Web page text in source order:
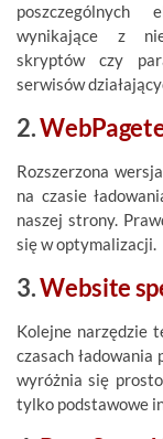
poszczególnych
wynikające z
skryptów czy
serwisów
2.
Rozszerzona
na czasie
naszej strony.
się w optymalizacji.
3.Website
Kolejne narzędzie
czasach
wyróżnia się
tylko podstawowe